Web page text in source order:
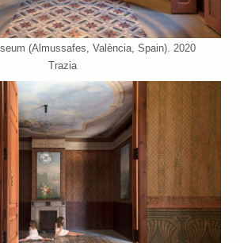
(Almussafes, València, Spain). 2020
Trazia